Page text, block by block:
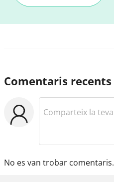
Comentaris recents
No es van trobar comentaris.